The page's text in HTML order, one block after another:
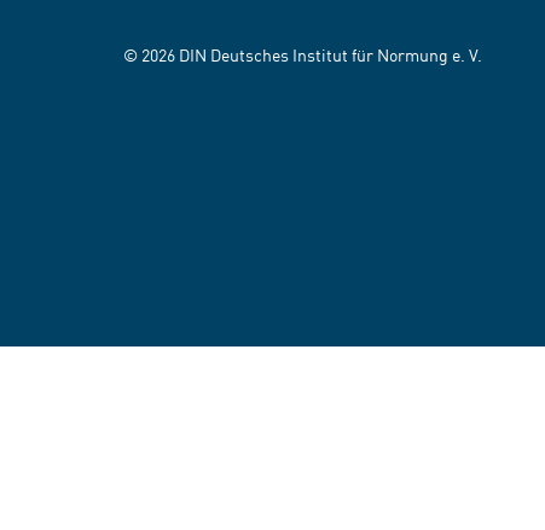
© 2026 DIN Deutsches Institut für Normung e. V.